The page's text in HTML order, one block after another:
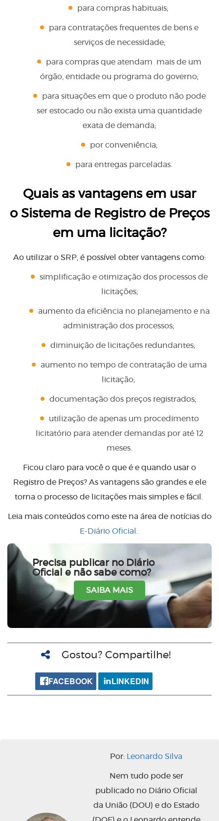
para compras habituais;
para contratações frequentes de bens e
serviços de necessidade;
para compras que atendam mais de um
órgão, entidade ou programa do governo;
para situações em que o produto não pode
ser estocado ou não exista uma quantidade
exata de demanda;
por conveniência;
para entregas parceladas.
Quais as vantagens em usar
o Sistema de Registro de Preços
em uma licitação?
Ao utilizar o SRP, é possível obter vantagens como:
simplificação e otimização dos processos de
licitações;
aumento da eficiência no planejamento e na
administração dos processos;
diminuição de licitações redundantes;
aumento no tempo de contratação de uma
licitação;
documentação dos preços registrados;
utilização de apenas um procedimento
licitatório para atender demandas por até 12
meses.
Ficou claro para você o que é e quando usar o
Registro de Preços? As vantagens são grandes e ele
torna o processo de licitações mais simples e fácil.
Leia mais conteúdos como este na área de notícias do
E-Diário Oficial .
Precisa publicar no Diário
Oficial e não sabe como?
SAIBA MAIS
Gostou? Compartilhe!
FACEBOOK LINKEDIN
Por: Leonardo Silva
Nem tudo pode ser
publicado no Diário Oficial
da União (DOU) e do Estado